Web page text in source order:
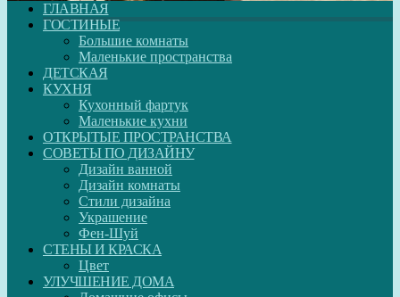
ГЛАВНАЯ
ГОСТИНЫЕ
Большие комнаты
Маленькие пространства
ДЕТСКАЯ
КУХНЯ
Кухонный фартук
Маленькие кухни
ОТКРЫТЫЕ ПРОСТРАНСТВА
СОВЕТЫ ПО ДИЗАЙНУ
Дизайн ванной
Дизайн комнаты
Стили дизайна
Украшение
Фен-Шуй
СТЕНЫ И КРАСКА
Цвет
УЛУЧШЕНИЕ ДОМА